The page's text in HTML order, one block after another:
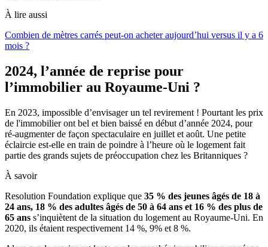
À lire aussi
Combien de mètres carrés peut-on acheter aujourd’hui versus il y a 6
mois ?
2024, l’année de reprise pour
l’immobilier au Royaume-Uni ?
En 2023, impossible d’envisager un tel revirement ! Pourtant les prix
de l'immobilier ont bel et bien baissé en début d’année 2024, pour
ré-augmenter de façon spectaculaire en juillet et août. Une petite
éclaircie est-elle en train de poindre à l’heure où le logement fait
partie des grands sujets de préoccupation chez les Britanniques ?
À savoir
Resolution Foundation explique que 35 % des jeunes âgés de 18 à
24 ans, 18 % des adultes âgés de 50 à 64 ans et 16 % des plus de
65 ans s’inquiètent de la situation du logement au Royaume-Uni. En
2020, ils étaient respectivement 14 %, 9% et 8 %.